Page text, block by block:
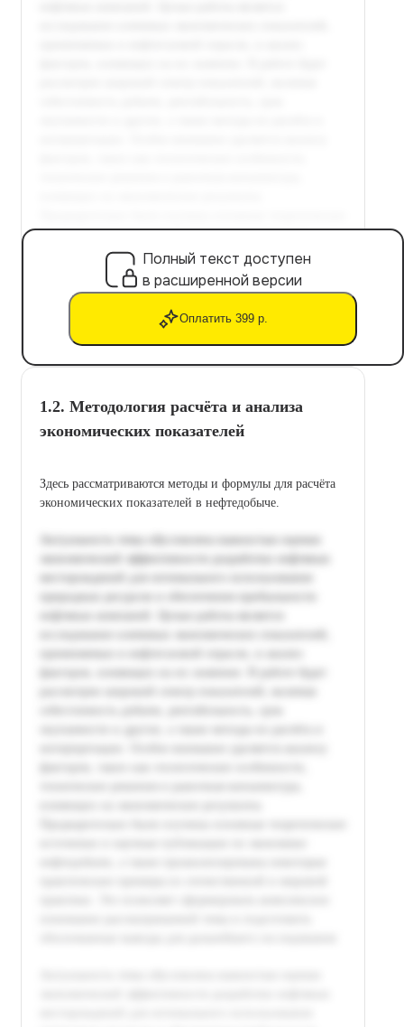
Полный текст доступен
в расширенной версии
Оплатить 399 р.
1.2. Методология расчёта и анализа
экономических показателей
Здесь рассматриваются методы и формулы для расчёта
экономических показателей в нефтедобыче.